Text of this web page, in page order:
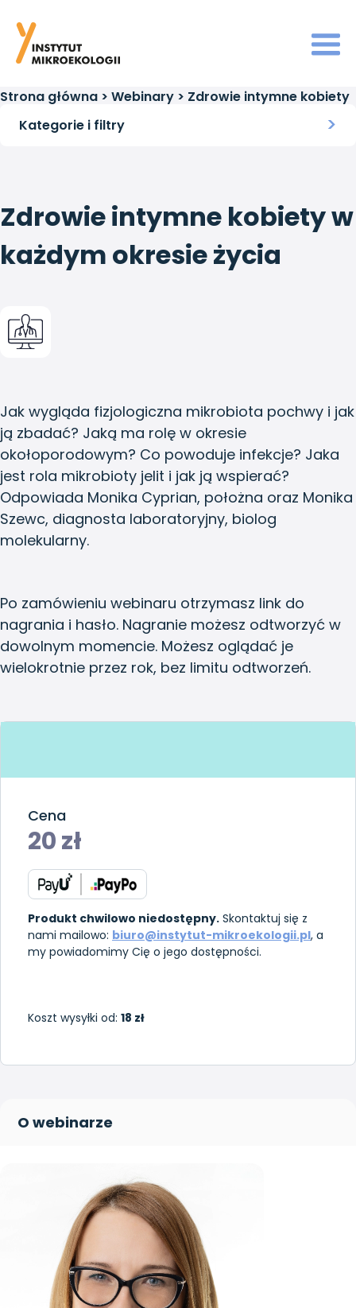
Strona główna > Webinary > Zdrowie intymne kobiety
w każdym okresie życia
Kategorie i filtry
Zdrowie intymne kobiety w
każdym okresie życia
Jak wygląda fizjologiczna mikrobiota pochwy i jak
ją zbadać? Jaką ma rolę w okresie
okołoporodowym? Co powoduje infekcje? Jaka
jest rola mikrobioty jelit i jak ją wspierać?
Odpowiada Monika Cyprian, położna oraz Monika
Szewc, diagnosta laboratoryjny, biolog
molekularny.
Po zamówieniu webinaru otrzymasz link do
nagrania i hasło. Nagranie możesz odtworzyć w
dowolnym momencie. Możesz oglądać je
wielokrotnie przez rok, bez limitu odtworzeń.
Cena
20zł
Produkt chwilowo niedostępny. Skontaktuj się z
nami mailowo: biuro@instytut-mikroekologii.pl, a
my powiadomimy Cię o jego dostępności.
Koszt wysyłki od: 18 zł
O webinarze